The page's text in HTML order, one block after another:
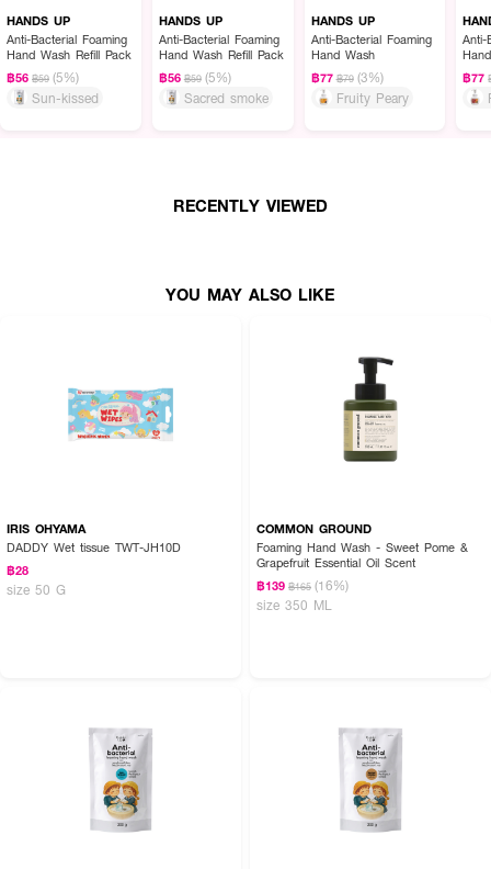
HANDS UP
Anti-Bacterial Foaming
Hand Wash Refill Pack
฿56 ฿59 (5%)
Sun-kissed
HANDS UP
Anti-Bacterial Foaming
Hand Wash Refill Pack
฿56 ฿59 (5%)
Sacred smoke
HANDS UP
Anti-Bacterial Foaming
Hand Wash
฿77 ฿79 (3%)
Fruity Peary
Anti-
฿77
RECENTLY VIEWED
YOU MAY ALSO LIKE
IRIS OHYAMA
DADDY Wet tissue TWT-JH10D
฿28
size 50 G
COMMON GROUND
Foaming Hand Wash - Sweet Pome &
Grapefruit Essential Oil Scent
฿139 ฿165 (16%)
size 350 ML